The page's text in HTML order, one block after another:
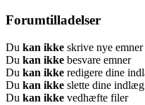
Forumtilladelser
Du kan ikke skrive nye emner
Du kan ikke besvare emner
Du kan ikke redigere dine
Du kan ikke slette dine indlæg
Du kan ikke vedhæfte filer